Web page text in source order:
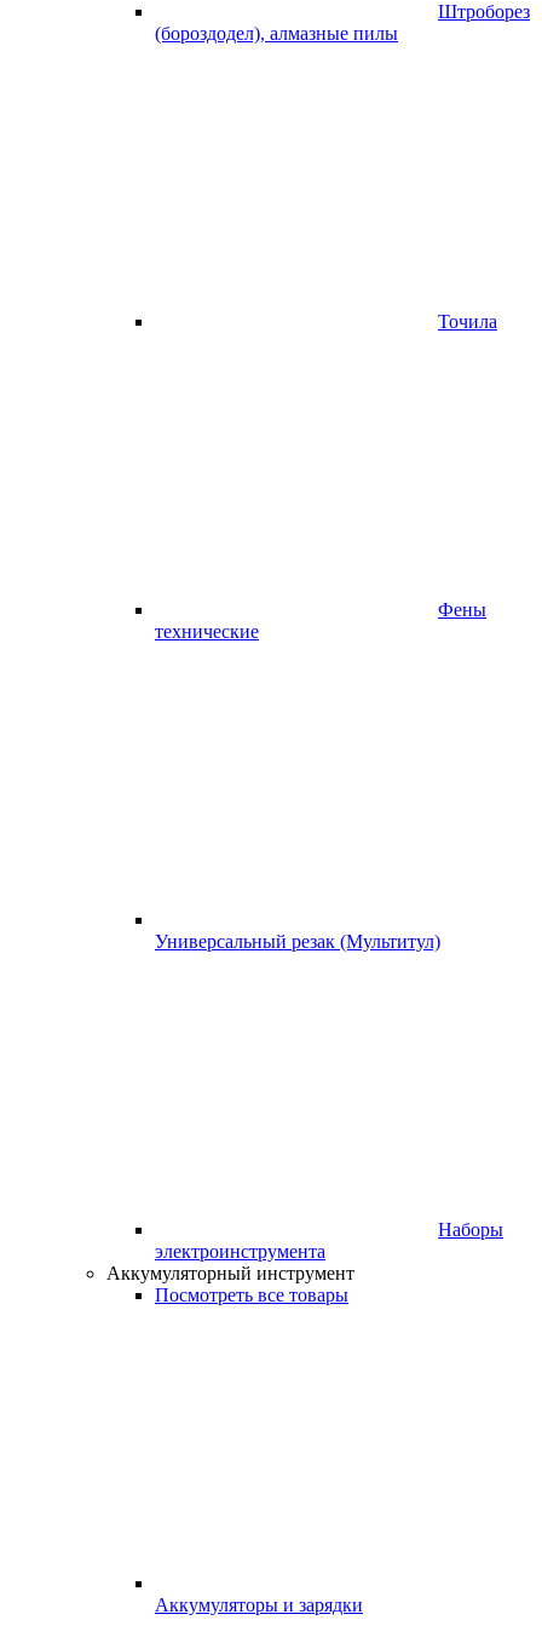
Штроборез
(бороздодел), алмазные пилы
Точила
Фены
технические
Универсальный резак (Мультитул)
Наборы
электроинструмента
Аккумуляторный инструмент
Посмотреть все товары
Аккумуляторы и зарядки